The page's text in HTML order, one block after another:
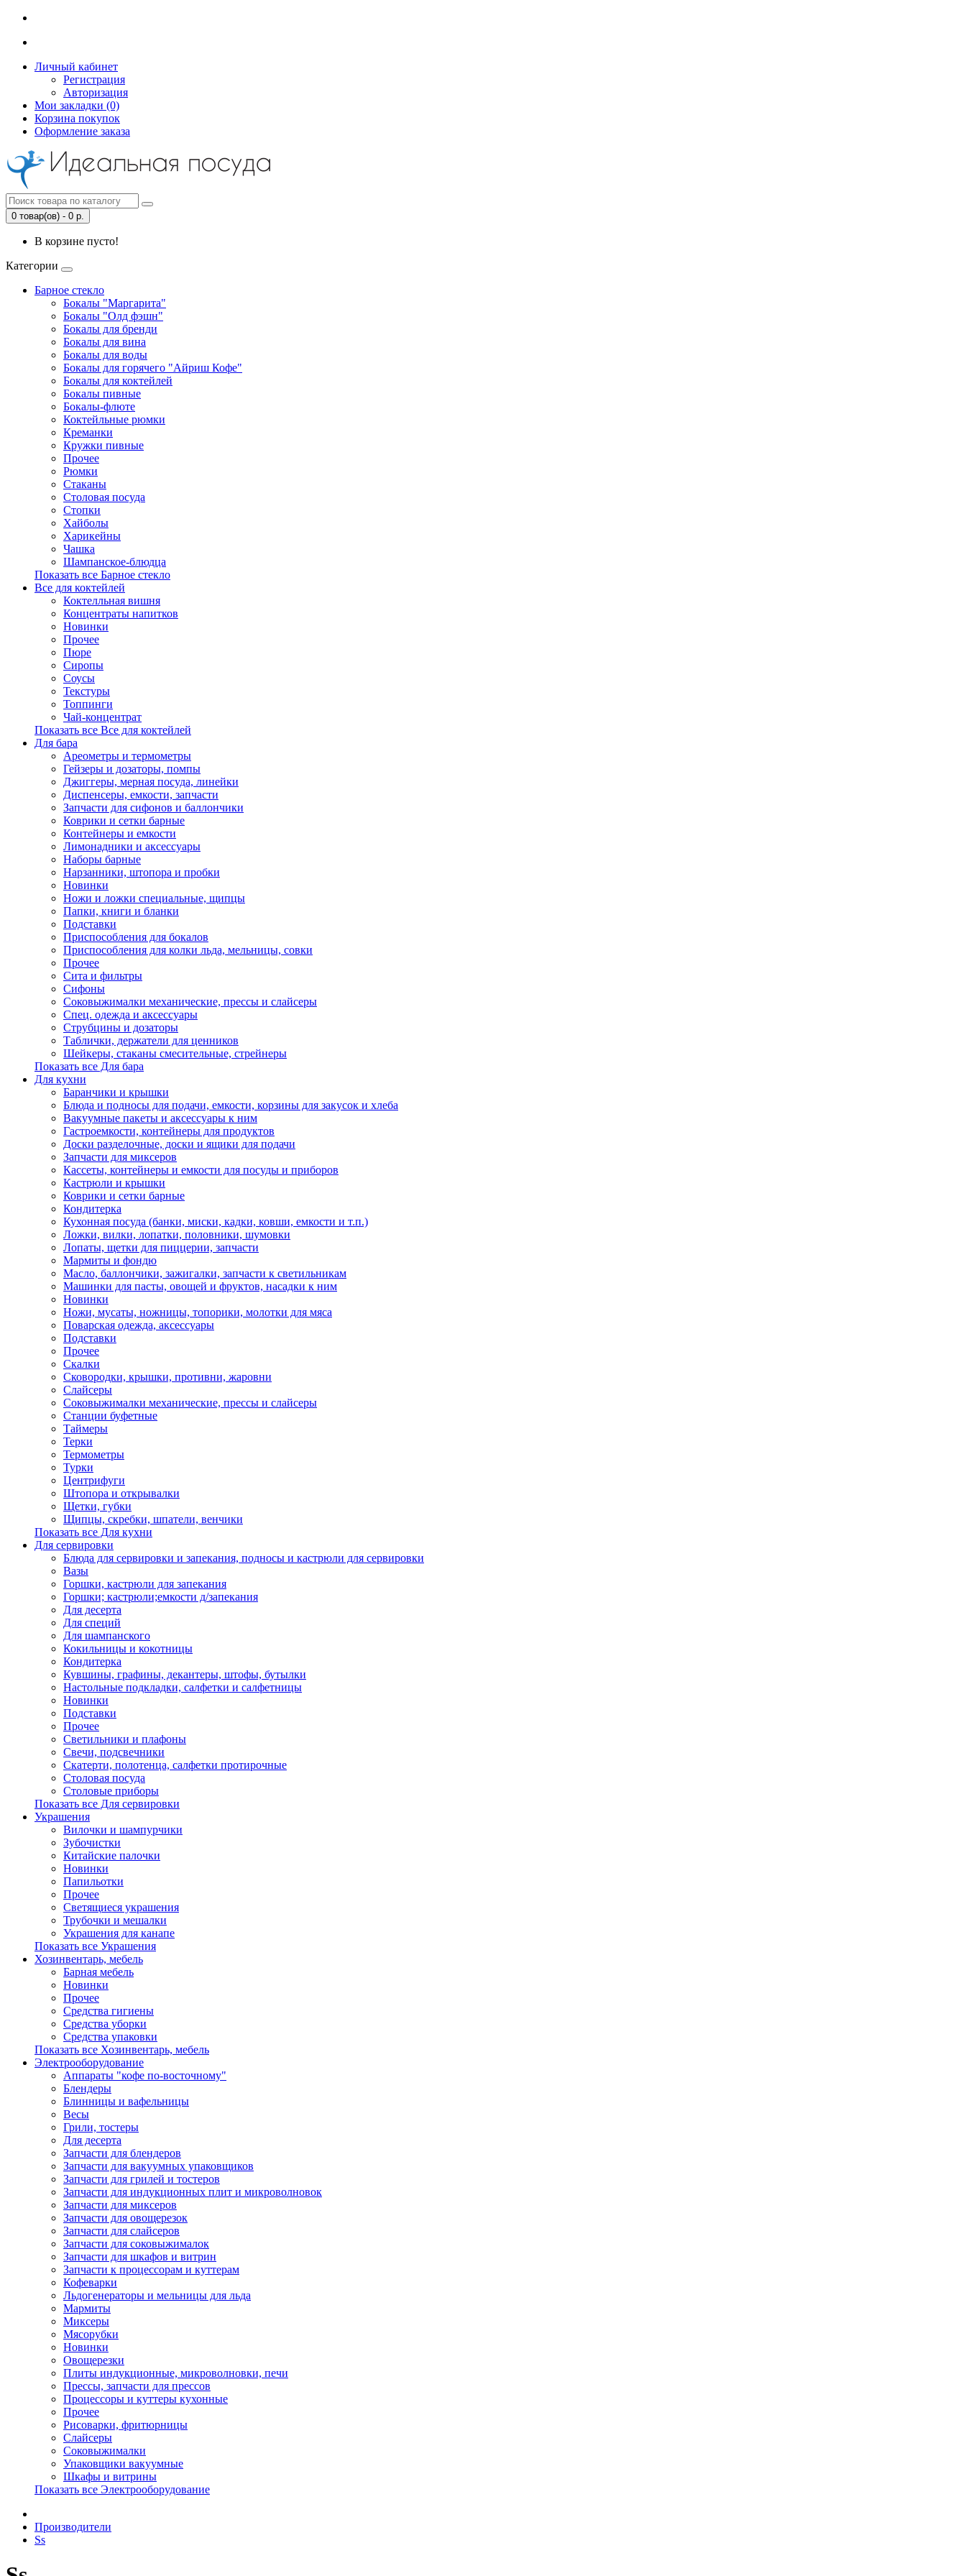
Личный кабинет
Регистрация
Авторизация
Мои закладки (0)
Корзина покупок
Оформление заказа
0 товар(ов) - 0 р.
В корзине пусто!
Категории
Барное стекло
Бокалы "Маргарита"
Бокалы "Олд фэшн"
Бокалы для бренди
Бокалы для вина
Бокалы для воды
Бокалы для горячего "Айриш Кофе"
Бокалы для коктейлей
Бокалы пивные
Бокалы-флюте
Коктейльные рюмки
Креманки
Кружки пивные
Прочее
Рюмки
Стаканы
Столовая посуда
Стопки
Хайболы
Харикейны
Чашка
Шампанское-блюдца
Показать все Барное стекло
Все для коктейлей
Коктелльная вишня
Концентраты напитков
Новинки
Прочее
Пюре
Сиропы
Соусы
Текстуры
Топпинги
Чай-концентрат
Показать все Все для коктейлей
Для бара
Ареометры и термометры
Гейзеры и дозаторы, помпы
Джиггеры, мерная посуда, линейки
Диспенсеры, емкости, запчасти
Запчасти для сифонов и баллончики
Коврики и сетки барные
Контейнеры и емкости
Лимонадники и аксессуары
Наборы барные
Нарзанники, штопора и пробки
Новинки
Ножи и ложки специальные, щипцы
Папки, книги и бланки
Подставки
Приспособления для бокалов
Приспособления для колки льда, мельницы, совки
Прочее
Сита и фильтры
Сифоны
Соковыжималки механические, прессы и слайсеры
Спец. одежда и аксессуары
Струбцины и дозаторы
Таблички, держатели для ценников
Шейкеры, стаканы смесительные, стрейнеры
Показать все Для бара
Для кухни
Баранчики и крышки
Блюда и подносы для подачи, емкости, корзины для закусок и хлеба
Вакуумные пакеты и аксессуары к ним
Гастроемкости, контейнеры для продуктов
Доски разделочные, доски и ящики для подачи
Запчасти для миксеров
Кассеты, контейнеры и емкости для посуды и приборов
Кастрюли и крышки
Коврики и сетки барные
Кондитерка
Кухонная посуда (банки, миски, кадки, ковши, емкости и т.п.)
Ложки, вилки, лопатки, половники, шумовки
Лопаты, щетки для пиццерии, запчасти
Мармиты и фондю
Масло, баллончики, зажигалки, запчасти к светильникам
Машинки для пасты, овощей и фруктов, насадки к ним
Новинки
Ножи, мусаты, ножницы, топорики, молотки для мяса
Поварская одежда, аксессуары
Подставки
Прочее
Скалки
Сковородки, крышки, противни, жаровни
Слайсеры
Соковыжималки механические, прессы и слайсеры
Станции буфетные
Таймеры
Терки
Термометры
Турки
Центрифуги
Штопора и открывалки
Щетки, губки
Щипцы, скребки, шпатели, венчики
Показать все Для кухни
Для сервировки
Блюда для сервировки и запекания, подносы и кастрюли для сервировки
Вазы
Горшки, кастрюли для запекания
Горшки; кастрюли;емкости д/запекания
Для десерта
Для специй
Для шампанского
Кокильницы и кокотницы
Кондитерка
Кувшины, графины, декантеры, штофы, бутылки
Настольные подкладки, салфетки и салфетницы
Новинки
Подставки
Прочее
Светильники и плафоны
Свечи, подсвечники
Скатерти, полотенца, салфетки протирочные
Столовая посуда
Столовые приборы
Показать все Для сервировки
Украшения
Вилочки и шампурчики
Зубочистки
Китайские палочки
Новинки
Папильотки
Прочее
Светящиеся украшения
Трубочки и мешалки
Украшения для канапе
Показать все Украшения
Хозинвентарь, мебель
Барная мебель
Новинки
Прочее
Средства гигиены
Средства уборки
Средства упаковки
Показать все Хозинвентарь, мебель
Электрооборудование
Аппараты "кофе по-восточному"
Блендеры
Блинницы и вафельницы
Весы
Грили, тостеры
Для десерта
Запчасти для блендеров
Запчасти для вакуумных упаковщиков
Запчасти для грилей и тостеров
Запчасти для индукционных плит и микроволновок
Запчасти для миксеров
Запчасти для овощерезок
Запчасти для слайсеров
Запчасти для соковыжималок
Запчасти для шкафов и витрин
Запчасти к процессорам и куттерам
Кофеварки
Льдогенераторы и мельницы для льда
Мармиты
Миксеры
Мясорубки
Новинки
Овощерезки
Плиты индукционные, микроволновки, печи
Прессы, запчасти для прессов
Процессоры и куттеры кухонные
Прочее
Рисоварки, фритюрницы
Слайсеры
Соковыжималки
Упаковщики вакуумные
Шкафы и витрины
Показать все Электрооборудование
Производители
Ss